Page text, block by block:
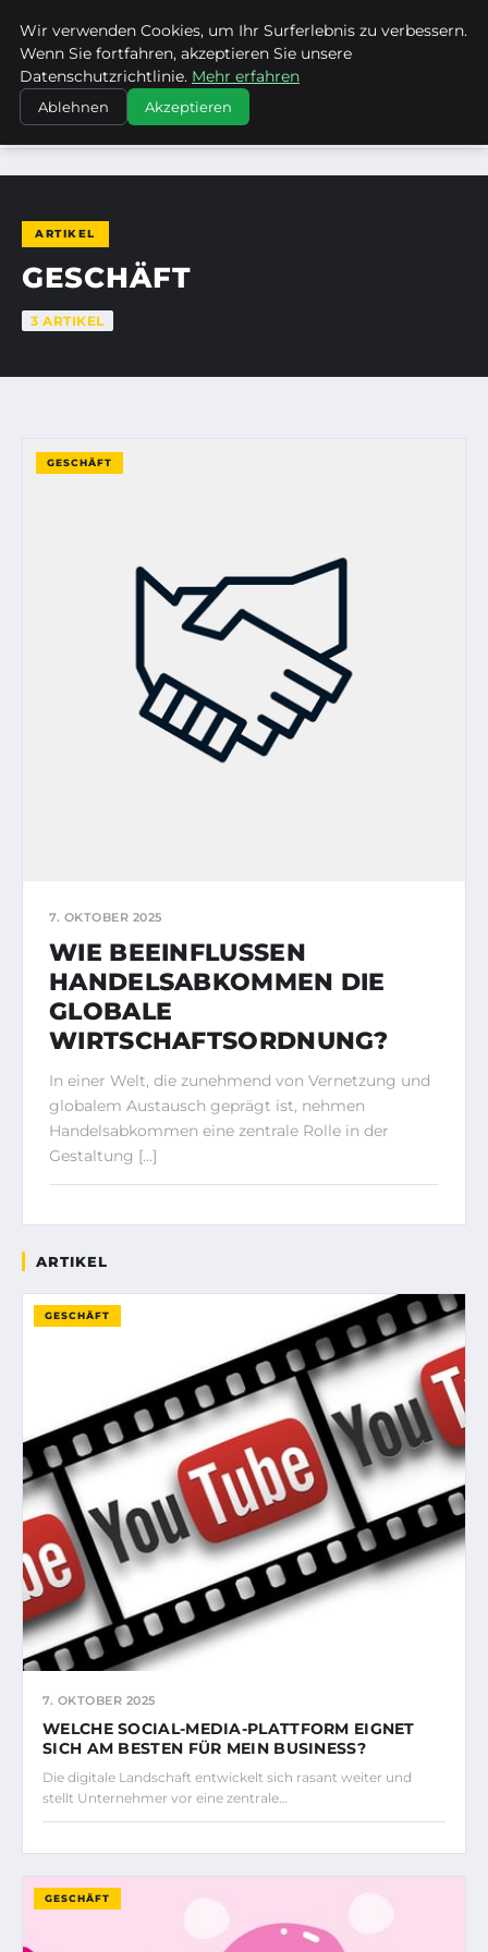
KIRSTINS WEG
STARTSEITE GESCHÄFT
ARTIKEL
GESCHÄFT
3 ARTIKEL
GESCHÄFT
7. OKTOBER 2025
WIE BEEINFLUSSEN
HANDELSABKOMMEN DIE
GLOBALE
WIRTSCHAFTSORDNUNG?
In einer Welt, die zunehmend von Vernetzung und
globalem Austausch geprägt ist, nehmen
Handelsabkommen eine zentrale Rolle in der
Gestaltung […]
ARTIKEL
GESCHÄFT
7. OKTOBER 2025
WELCHE SOCIAL-MEDIA-PLATTFORM EIGNET
SICH AM BESTEN FÜR MEIN BUSINESS?
Die digitale Landschaft entwickelt sich rasant weiter und
stellt Unternehmer vor eine zentrale…
GESCHÄFT
Wir verwenden Cookies, um Ihr Surferlebnis zu verbessern.
Wenn Sie fortfahren, akzeptieren Sie unsere
Datenschutzrichtlinie. Mehr erfahren
Ablehnen Akzeptieren